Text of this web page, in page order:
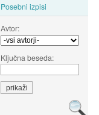
Posebni izpisi
Avtor:
Ključna beseda: